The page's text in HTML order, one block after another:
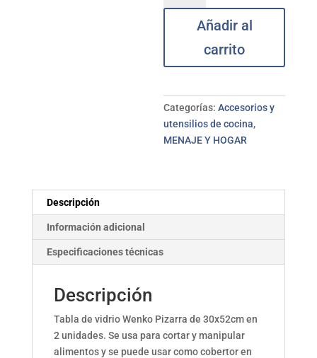
cocina
2u.pizarraAñadir al
carrito
Categorías:Accesorios y
utensilios de cocina,
MENAJE Y HOGAR
Descripción
Información adicional
Especificaciones técnicas
Descripción
Tabla de vidrio Wenko Pizarra de 30x52cm en
2 unidades. Se usa para cortar y manipular
alimentos y se puede usar como cobertor en